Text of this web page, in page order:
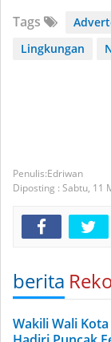
Tags
Lingkungan
Edriwan
Diposting : Sabtu, 11
berita
Wakili Wali